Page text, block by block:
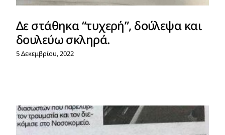
Δε στάθηκα “τυχερή”, δούλεψα και
δουλεύω σκληρά.
5 Δεκεμβρίου, 2022